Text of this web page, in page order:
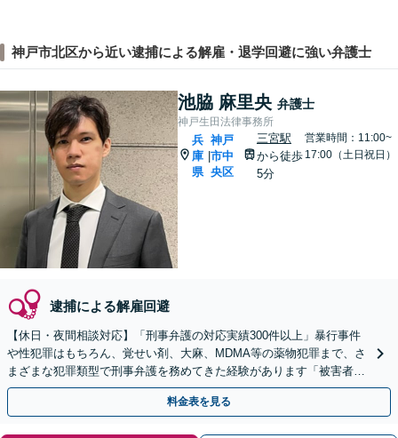
神戸市北区から近い逮捕による解雇・退学回避に強い弁護士
池脇 麻里央 弁護士
神戸生田法律事務所
兵
庫
県
神戸
市中
央区
三宮駅
から徒歩
5分
営業時間：11:00~
17:00（土日祝日）
逮捕による解雇回避
【休日・夜間相談対応】「刑事弁護の対応実績300件以上」暴行事件
や性犯罪はもちろん、覚せい剤、大麻、MDMA等の薬物犯罪まで、さ
まざまな犯罪類型で刑事弁護を務めてきた経験があります「被害者側
の相談にも対応可」【WEB面談対応】【三宮駅5分】
料金表を見る